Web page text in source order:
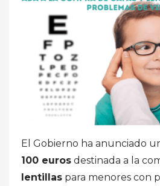
El Gobierno ha anunciado
100 euros destinada a la
lentillas para menores con